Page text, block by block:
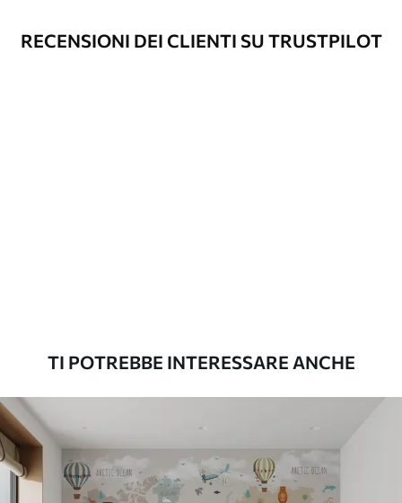
Le carte da parati con finitura a vernice
possono essere pulite con acqua.
Vinile Premium
65.0039.00€/m²
Peel and Stick
81 49.00€ /m²
RECENSIONI DEI CLIENTI SU TRUSTPILOT
TI POTREBBE INTERESSARE ANCHE